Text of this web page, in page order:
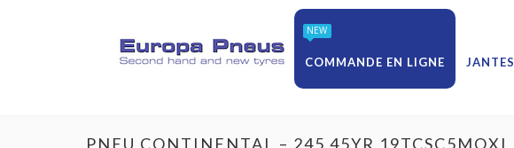
NEW
COMMANDE EN LIGNE JANTES
PNEU CONTINENTAL – 245 45YR 19TCSC5MOXL